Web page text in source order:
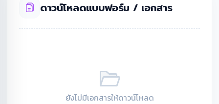
ดาวน์โหลดแบบฟอร์ม / เอกสาร
ยังไม่มีเอกสารให้ดาวน์โหลด